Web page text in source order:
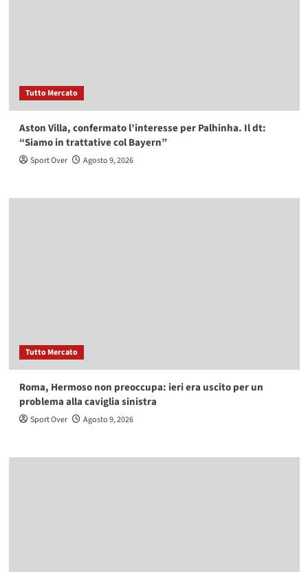
Tutto Mercato
Aston Villa, confermato l’interesse per Palhinha. Il dt:
“Siamo in trattative col Bayern”
Sport Over Agosto 9, 2026
Tutto Mercato
Roma, Hermoso non preoccupa: ieri era uscito per un
problema alla caviglia sinistra
Sport Over Agosto 9, 2026